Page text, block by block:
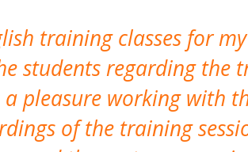
training classes for
students regarding the
pleasure working with
of the training